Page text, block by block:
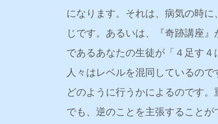
になります。それは、病気の時
じです。あるいは、『奇跡講座
であるあなたの生徒が「４足す
人々はレベルを混同しているの
どのように行うかによるのです
でも、逆のことを主張すること